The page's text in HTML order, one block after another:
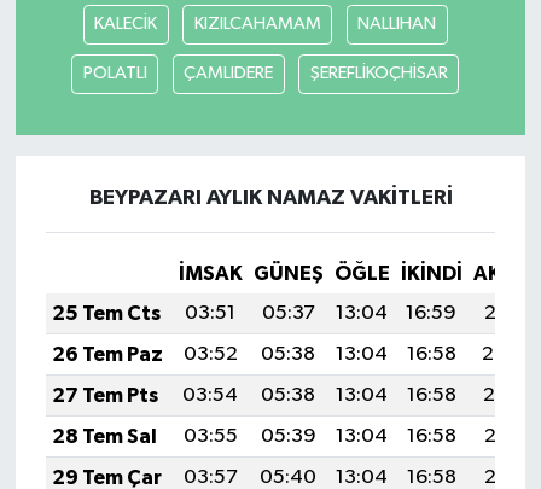
KALECİK KIZILCAHAMAM NALLIHAN
POLATLI ÇAMLIDERE ŞEREFLİKOÇHİSAR
BEYPAZARI AYLIK NAMAZ VAKITLERI
İMSAK GÜNEŞ ÖĞLE İKINDI
25 Tem Cts
03:51 05:37 13:04 16:59
20:21
26 Tem Paz
03:52 05:38 13:04 16:58
20:20
27 Tem Pts
03:54 05:38 13:04 16:58
20:19
28 Tem Sal
03:55 05:39 13:04 16:58
20:18
29 Tem Çar
03:57 05:40 13:04 16:58
20:17